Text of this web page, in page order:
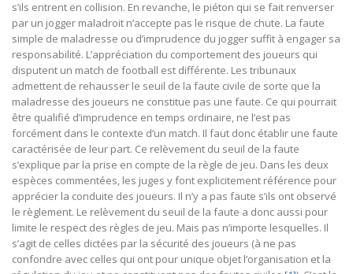
s’ils entrent en collision. En revanche, le piéton qui se fait renverser
par un jogger maladroit n’accepte pas le risque de chute. La faute
simple de maladresse ou d’imprudence du jogger suffit à engager sa
responsabilité. L’appréciation du comportement des joueurs qui
disputent un match de football est différente. Les tribunaux
admettent de rehausser le seuil de la faute civile de sorte que la
maladresse des joueurs ne constitue pas une faute. Ce qui pourrait
être qualifié d’imprudence en temps ordinaire, ne l’est pas
forcément dans le contexte d’un match. Il faut donc établir une faute
caractérisée de leur part. Ce relèvement du seuil de la faute
s’explique par la prise en compte de la règle de jeu. Dans les deux
espèces commentées, les juges y font explicitement référence pour
apprécier la conduite des joueurs. Il n’y a pas faute s’ils ont observé
le règlement. Le relèvement du seuil de la faute a donc aussi pour
limite le respect des règles de jeu. Mais pas n’importe lesquelles. Il
s’agit de celles dictées par la sécurité des joueurs (à ne pas
confondre avec celles qui ont pour unique objet l’organisation et la